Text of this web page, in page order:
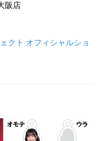
阪店
クト オフィシャルショ